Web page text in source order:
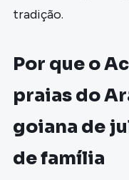
tradição.
Por que o
praias do
goiana de
de família